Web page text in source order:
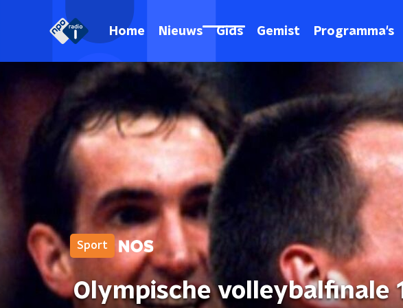
Home Nieuws Gids Gemist Programma's
Sport
Olympische volleybalfinale